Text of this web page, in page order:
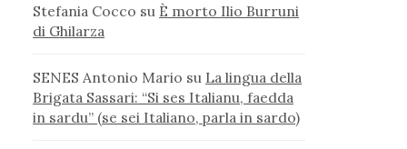
Stefania Cocco su È morto Ilio Burruni
di Ghilarza
SENES Antonio Mario su La lingua della
Brigata Sassari: “Si ses Italianu, faedda
in sardu” (se sei Italiano, parla in sardo)